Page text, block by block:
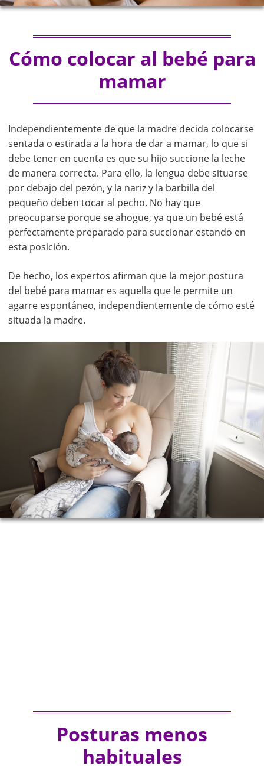
Cómo colocar al bebé para
mamar
Independientemente de que la madre decida colocarse
sentada o estirada a la hora de dar a mamar, lo que si
debe tener en cuenta es que su hijo succione la leche
de manera correcta. Para ello, la lengua debe situarse
por debajo del pezón, y la nariz y la barbilla del
pequeño deben tocar al pecho. No hay que
preocuparse porque se ahogue, ya que un bebé está
perfectamente preparado para succionar estando en
esta posición.
De hecho, los expertos afirman que la mejor postura
del bebé para mamar es aquella que le permite un
agarre espontáneo, independientemente de cómo esté
situada la madre.
Posturas menos
habituales